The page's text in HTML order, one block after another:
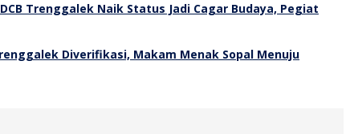
Trenggalek Naik Status Jadi Cagar Budaya, Pegiat
Diverifikasi, Makam Menak Sopal Menuju